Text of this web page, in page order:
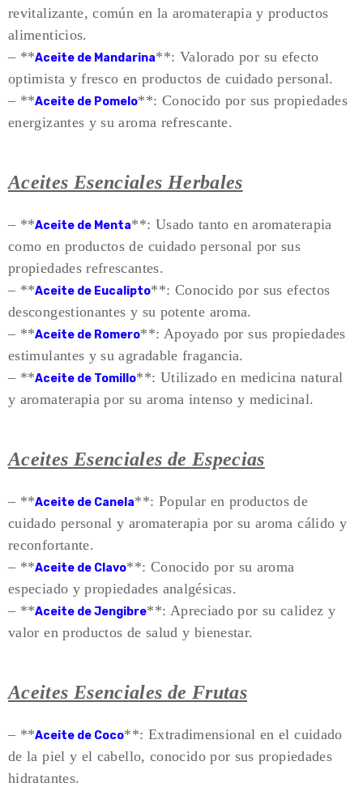
revitalizante, común en la aromaterapia y productos
alimenticios.
– **Aceite de Mandarina**: Valorado por su efecto
optimista y fresco en productos de cuidado personal.
– **Aceite de Pomelo**: Conocido por sus propiedades
energizantes y su aroma refrescante.
Aceites Esenciales Herbales
– **Aceite de Menta**: Usado tanto en aromaterapia
como en productos de cuidado personal por sus
propiedades refrescantes.
– **Aceite de Eucalipto**: Conocido por sus efectos
descongestionantes y su potente aroma.
– **Aceite de Romero**: Apoyado por sus propiedades
estimulantes y su agradable fragancia.
– **Aceite de Tomillo**: Utilizado en medicina natural
y aromaterapia por su aroma intenso y medicinal.
Aceites Esenciales de Especias
– **Aceite de Canela**: Popular en productos de
cuidado personal y aromaterapia por su aroma cálido y
reconfortante.
– **Aceite de Clavo**: Conocido por su aroma
especiado y propiedades analgésicas.
– **Aceite de Jengibre**: Apreciado por su calidez y
valor en productos de salud y bienestar.
Aceites Esenciales de Frutas
– **Aceite de Coco**: Extradimensional en el cuidado
de la piel y el cabello, conocido por sus propiedades
hidratantes.